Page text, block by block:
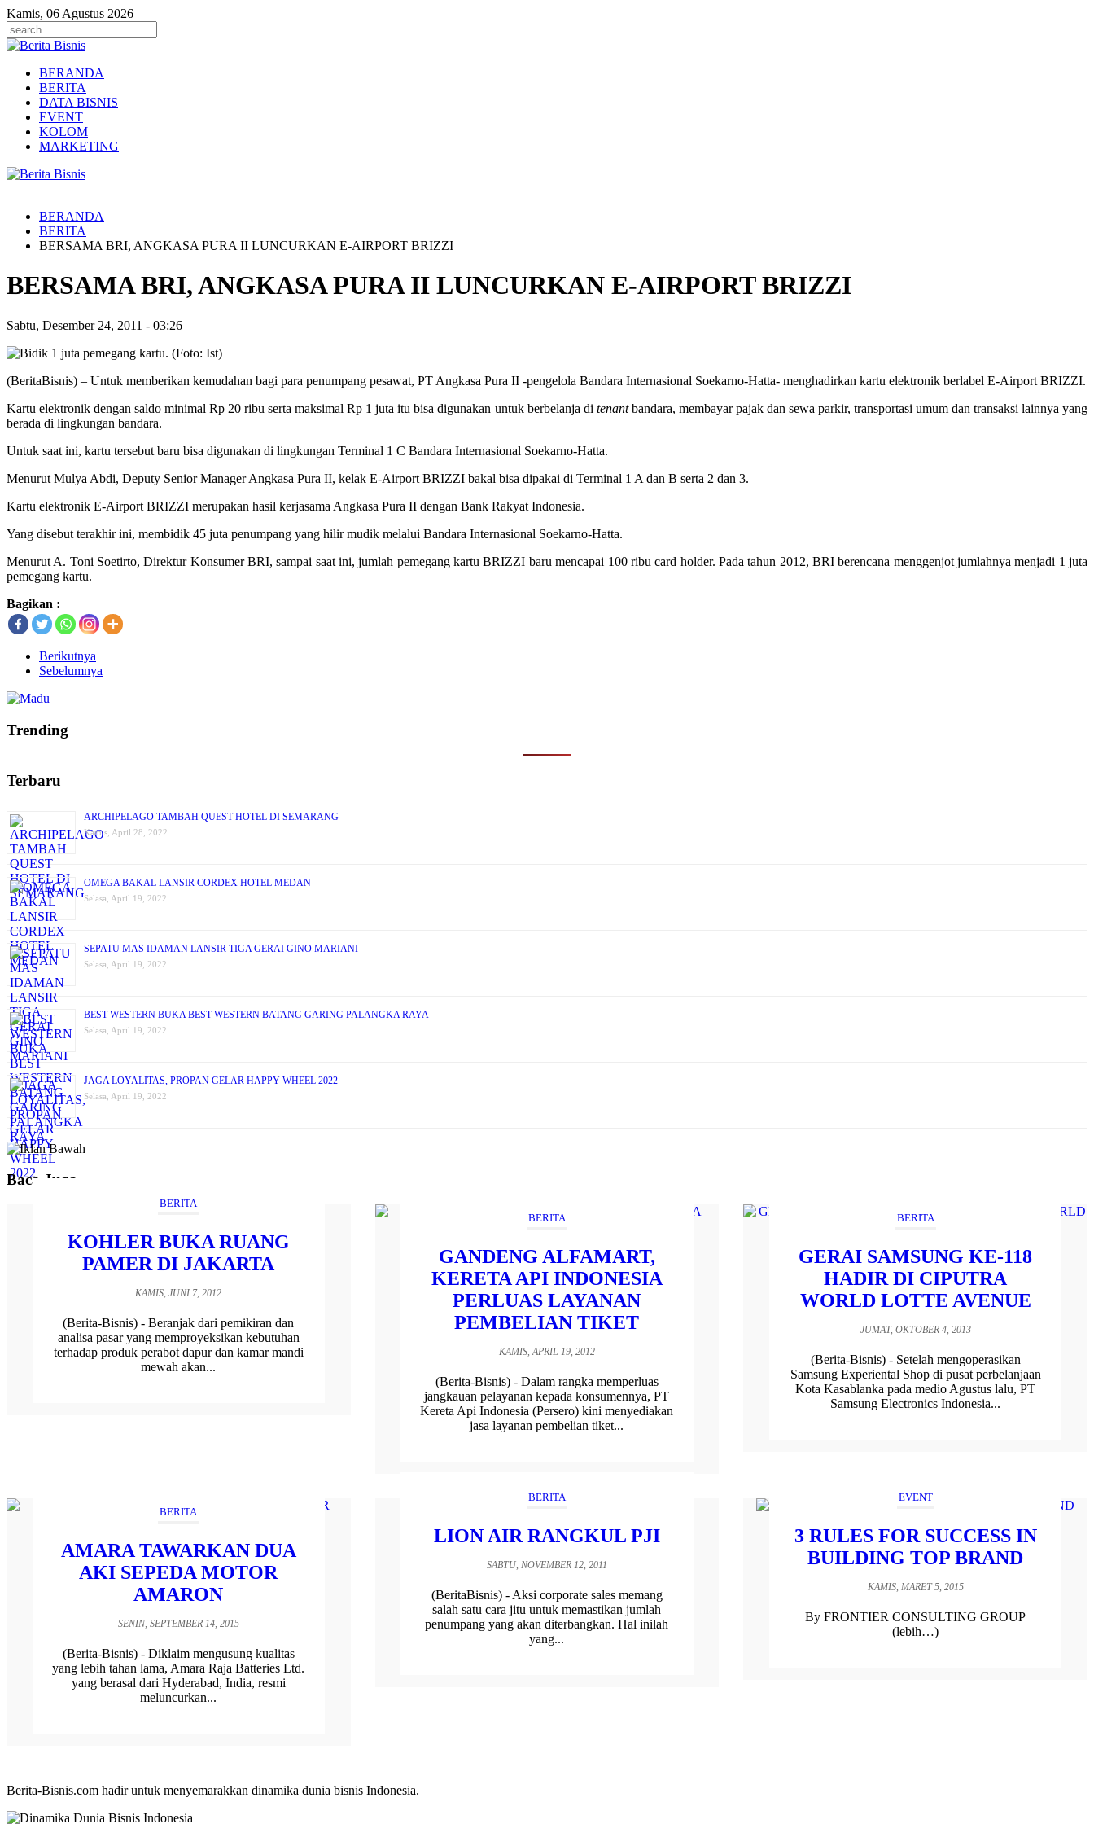
Kamis, 06 Agustus 2026
BERANDA
BERITA
DATA BISNIS
EVENT
KOLOM
MARKETING
BERANDA
BERITA
BERSAMA BRI, ANGKASA PURA II LUNCURKAN E-AIRPORT BRIZZI
BERSAMA BRI, ANGKASA PURA II LUNCURKAN E-AIRPORT BRIZZI
Sabtu, Desember 24, 2011 - 03:26
(BeritaBisnis) – Untuk memberikan kemudahan bagi para penumpang pesawat, PT Angkasa Pura II -pengelola Bandara Internasional Soekarno-Hatta- menghadirkan kartu elektronik berlabel E-Airport BRIZZI.
Kartu elektronik dengan saldo minimal Rp 20 ribu serta maksimal Rp 1 juta itu bisa digunakan untuk berbelanja di tenantbandara, membayar pajak dan sewa parkir, transportasi umum dan transaksi lainnya yang
berada di lingkungan bandara.
Untuk saat ini, kartu tersebut baru bisa digunakan di lingkungan Terminal 1 C Bandara Internasional Soekarno-Hatta.
Menurut Mulya Abdi, Deputy Senior Manager Angkasa Pura II, kelak E-Airport BRIZZI bakal bisa dipakai di Terminal 1 A dan B serta 2 dan 3.
Kartu elektronik E-Airport BRIZZI merupakan hasil kerjasama Angkasa Pura II dengan Bank Rakyat Indonesia.
Yang disebut terakhir ini, membidik 45 juta penumpang yang hilir mudik melalui Bandara Internasional Soekarno-Hatta.
Menurut A. Toni Soetirto, Direktur Konsumer BRI, sampai saat ini, jumlah pemegang kartu BRIZZI baru mencapai 100 ribu card holder. Pada tahun 2012, BRI berencana menggenjot jumlahnya menjadi 1 juta
pemegang kartu.
Bagikan :
Berikutnya
Sebelumnya
Trending
Terbaru
ARCHIPELAGO TAMBAH QUEST HOTEL DI SEMARANG
Kamis, April 28, 2022
OMEGA BAKAL LANSIR CORDEX HOTEL MEDAN
Selasa, April 19, 2022
SEPATU MAS IDAMAN LANSIR TIGA GERAI GINO MARIANI
Selasa, April 19, 2022
BEST WESTERN BUKA BEST WESTERN BATANG GARING PALANGKA RAYA
Selasa, April 19, 2022
JAGA LOYALITAS, PROPAN GELAR HAPPY WHEEL 2022
Selasa, April 19, 2022
Baca Juga
BERITA
KOHLER BUKA RUANG
PAMER DI JAKARTA
KAMIS, JUNI 7, 2012
(Berita-Bisnis) - Beranjak dari pemikiran dan
analisa pasar yang memproyeksikan kebutuhan
terhadap produk perabot dapur dan kamar mandi
mewah akan...
BERITA
GANDENG ALFAMART,
KERETA API INDONESIA
PERLUAS LAYANAN
PEMBELIAN TIKET
KAMIS, APRIL 19, 2012
(Berita-Bisnis) - Dalam rangka memperluas
jangkauan pelayanan kepada konsumennya, PT
Kereta Api Indonesia (Persero) kini menyediakan
jasa layanan pembelian tiket...
BERITA
GERAI SAMSUNG KE-118
HADIR DI CIPUTRA
WORLD LOTTE AVENUE
JUMAT, OKTOBER 4, 2013
(Berita-Bisnis) - Setelah mengoperasikan
Samsung Experiental Shop di pusat perbelanjaan
Kota Kasablanka pada medio Agustus lalu, PT
Samsung Electronics Indonesia...
BERITA
AMARA TAWARKAN DUA
AKI SEPEDA MOTOR
AMARON
SENIN, SEPTEMBER 14, 2015
(Berita-Bisnis) - Diklaim mengusung kualitas
yang lebih tahan lama, Amara Raja Batteries Ltd.
yang berasal dari Hyderabad, India, resmi
meluncurkan...
BERITA
LION AIR RANGKUL PJI
SABTU, NOVEMBER 12, 2011
(BeritaBisnis) - Aksi corporate sales memang
salah satu cara jitu untuk memastikan jumlah
penumpang yang akan diterbangkan. Hal inilah
yang...
EVENT
3 RULES FOR SUCCESS IN
BUILDING TOP BRAND
KAMIS, MARET 5, 2015
By FRONTIER CONSULTING GROUP
(lebih…)
Berita-Bisnis.com hadir untuk menyemarakkan dinamika dunia bisnis Indonesia.